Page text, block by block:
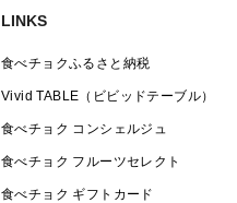
LINKS
食べチョクふるさと納税
Vivid TABLE（ビビッドテーブル）
食べチョク コンシェルジュ
食べチョク フルーツセレクト
食べチョク ギフトカード